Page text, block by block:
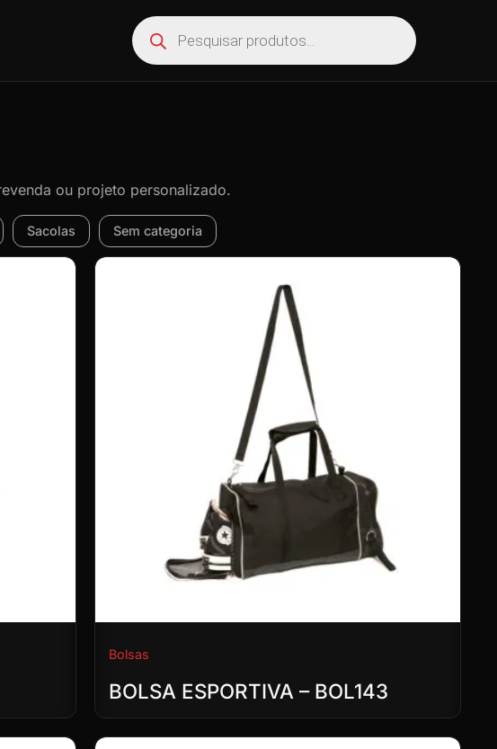
ou projeto personalizado.
Sacolas Sem categoria
Bolsas
BOLSA ESPORTIVA – BOL143